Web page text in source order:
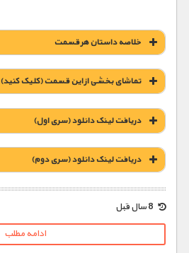
خلاصه داستان هر قسمت
تماشای بخشی از این قسمت (کلیک کنید)
دریافت لینک دانلود (سری اول)
1900 تومان – خريد لينک دانلود قسمت 1 (افزودن به سبد خريد)
1900 تومان – خريد لينک دانلود قسمت 2 (افزودن به سبد خريد)
دریافت لینک دانلود (سری دوم)
1900 تومان – خريد لينک دانلود قسمت 1 (افزودن به سبد خريد)
ادامه مطلب